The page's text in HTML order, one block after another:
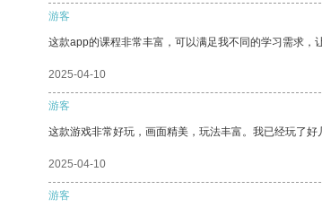
游客
这款app的课程非常丰富，可以满足我不同的学习需求，
2025-04-10
游客
这款游戏非常好玩，画面精美，玩法丰富。我已经玩了好
2025-04-10
游客